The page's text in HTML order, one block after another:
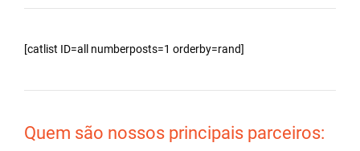
[catlist ID=all numberposts=1 orderby=rand]
Quem são nossos principais parceiros: